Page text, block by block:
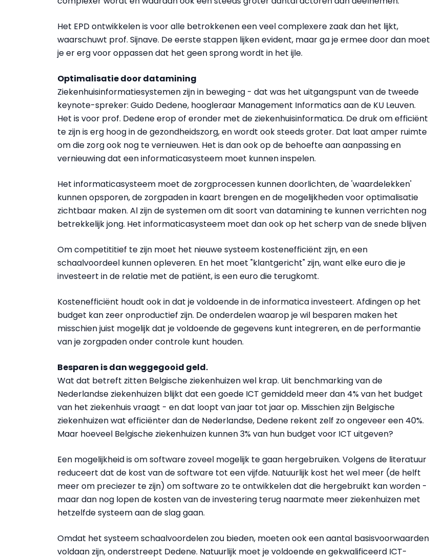
Het EPD ontwikkelen is voor alle betrokkenen een veel complexere zaak dan het lijkt,
waarschuwt prof. Sijnave. De eerste stappen lijken evident, maar ga je ermee door dan moet
je er erg voor oppassen dat het geen sprong wordt in het ijle.
Optimalisatie door datamining
Ziekenhuisinformatiesystemen zijn in beweging - dat was het uitgangspunt van de tweede
keynote-spreker: Guido Dedene, hoogleraar Management Informatics aan de KU Leuven.
Het is voor prof. Dedene erop of eronder met de ziekenhuisinformatica. De druk om efficiënt
te zijn is erg hoog in de gezondheidszorg, en wordt ook steeds groter. Dat laat amper ruimte
om die zorg ook nog te vernieuwen. Het is dan ook op de behoefte aan aanpassing en
vernieuwing dat een informaticasysteem moet kunnen inspelen.
Het informaticasysteem moet de zorgprocessen kunnen doorlichten, de 'waardelekken'
kunnen opsporen, de zorgpaden in kaart brengen en de mogelijkheden voor optimalisatie
zichtbaar maken. Al zijn de systemen om dit soort van datamining te kunnen verrichten nog
betrekkelijk jong. Het informaticasysteem moet dan ook op het scherp van de snede blijven
Om competititief te zijn moet het nieuwe systeem kostenefficiënt zijn, en een
schaalvoordeel kunnen opleveren. En het moet "klantgericht" zijn, want elke euro die je
investeert in de relatie met de patiënt, is een euro die terugkomt.
Kostenefficiënt houdt ook in dat je voldoende in de informatica investeert. Afdingen op het
budget kan zeer onproductief zijn. De onderdelen waarop je wil besparen maken het
misschien juist mogelijk dat je voldoende de gegevens kunt integreren, en de performantie
van je zorgpaden onder controle kunt houden.
Besparen is dan weggegooid geld.
Wat dat betreft zitten Belgische ziekenhuizen wel krap. Uit benchmarking van de
Nederlandse ziekenhuizen blijkt dat een goede ICT gemiddeld meer dan 4% van het budget
van het ziekenhuis vraagt - en dat loopt van jaar tot jaar op. Misschien zijn Belgische
ziekenhuizen wat efficiënter dan de Nederlandse, Dedene rekent zelf zo ongeveer een 40%.
Maar hoeveel Belgische ziekenhuizen kunnen 3% van hun budget voor ICT uitgeven?
Een mogelijkheid is om software zoveel mogelijk te gaan hergebruiken. Volgens de literatuur
reduceert dat de kost van de software tot een vijfde. Natuurlijk kost het wel meer (de helft
meer om preciezer te zijn) om software zo te ontwikkelen dat die hergebruikt kan worden -
maar dan nog lopen de kosten van de investering terug naarmate meer ziekenhuizen met
hetzelfde systeem aan de slag gaan.
Omdat het systeem schaalvoordelen zou bieden, moeten ook een aantal basisvoorwaarden
voldaan zijn, onderstreept Dedene. Natuurlijk moet je voldoende en gekwalificeerd ICT-